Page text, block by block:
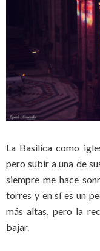
La Basílica como
pero subir a una de
siempre me hace
torres y en sí es un
más altas, pero la
bajar.